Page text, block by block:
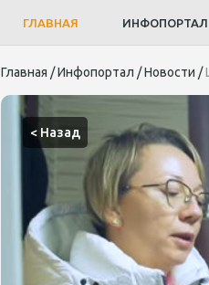
ГЛАВНАЯ ИНФОПОРТАЛ
Главная /Инфопортал /Новости /
< Назад